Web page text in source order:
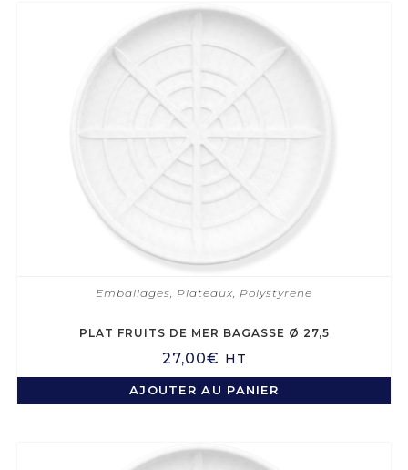
Emballages, Plateaux, Polystyrene
PLAT FRUITS DE MER BAGASSE Ø 27,5
27,00€ HT
AJOUTER AU PANIER